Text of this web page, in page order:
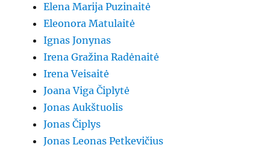
Elena Marija Puzinaitė
Eleonora Matulaitė
Ignas Jonynas
Irena Gražina Radėnaitė
Irena Veisaitė
Joana Viga Čiplytė
Jonas Aukštuolis
Jonas Čiplys
Jonas Leonas Petkevičius